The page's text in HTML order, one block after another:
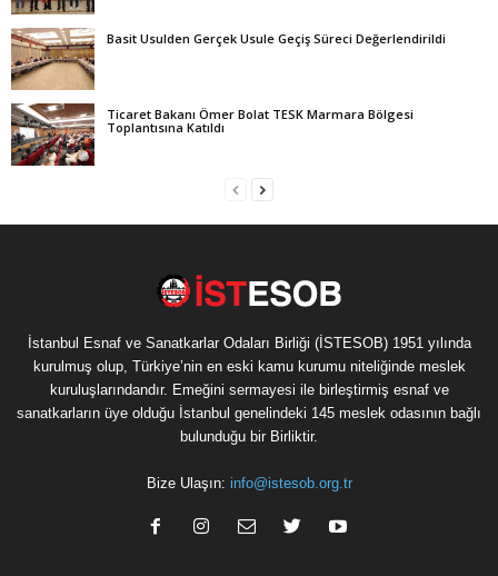
Basit Usulden Gerçek Usule Geçiş Süreci Değerlendirildi
Ticaret Bakanı Ömer Bolat TESK Marmara Bölgesi
Toplantısına Katıldı
İstanbul Esnaf ve Sanatkarlar Odaları Birliği (İSTESOB) 1951 yılında
kurulmuş olup, Türkiye’nin en eski kamu kurumu niteliğinde meslek
kuruluşlarındandır. Emeğini sermayesi ile birleştirmiş esnaf ve
sanatkarların üye olduğu İstanbul genelindeki 145 meslek odasının bağlı
bulunduğu bir Birliktir.
Bize Ulaşın: info@istesob.org.tr